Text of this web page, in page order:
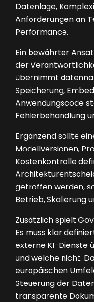
Datenlage,
Anforderungen an
Performance.
Ein bewährter
der
übernimmt
Speicherung,
Anwendungscode
Fehlerbehandlung
Ergänzend sollte
Modellversionen,
Kostenkontrolle
getroffen werden,
Betrieb, Skalierung
Zusätzlich spielt
Es muss klar
externe KI-Dienste
und welche nicht.
europäischen
Steuerung der
transparente